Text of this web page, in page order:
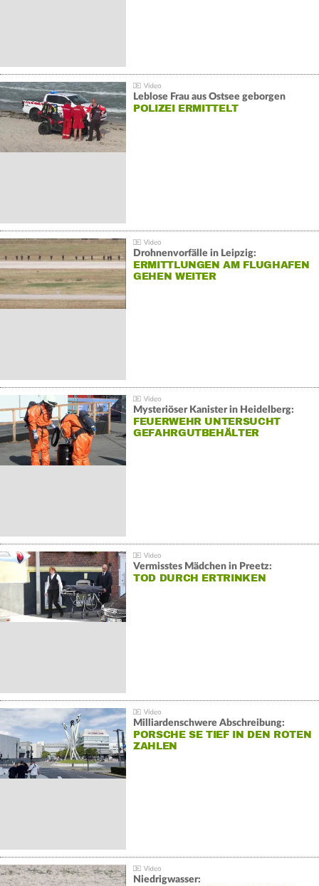
Leblose Frau aus Ostsee geborgen
POLIZEI ERMITTELT
Drohnenvorfälle in Leipzig:
ERMITTLUNGEN AM FLUGHAFEN
GEHEN WEITER
Mysteriöser Kanister in Heidelberg:
FEUERWEHR UNTERSUCHT
GEFAHRGUTBEHÄLTER
Vermisstes Mädchen in Preetz:
TOD DURCH ERTRINKEN
Milliardenschwere Abschreibung:
PORSCHE SE TIEF IN DEN ROTEN
ZAHLEN
Niedrigwasser: